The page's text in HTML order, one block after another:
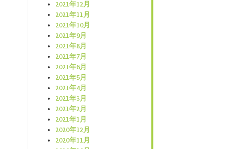
2021年12月
2021年11月
2021年10月
2021年9月
2021年8月
2021年7月
2021年6月
2021年5月
2021年4月
2021年3月
2021年2月
2021年1月
2020年12月
2020年11月